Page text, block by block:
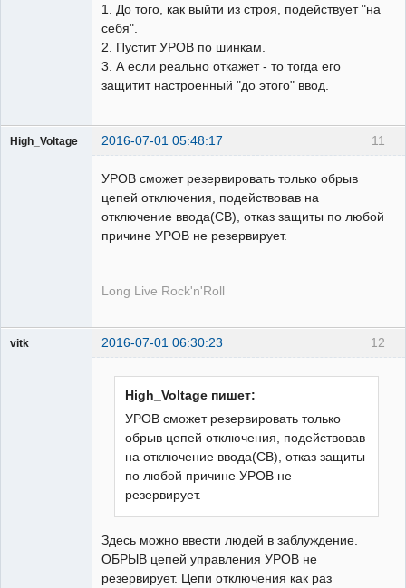
1. До того, как выйти из строя, подействует "на
себя".
2. Пустит УРОВ по шинкам.
3. А если реально откажет - то тогда его
защитит настроенный "до этого" ввод.
11
High_Voltage 2016-07-01 05:48:17
УРОВ сможет резервировать только обрыв
цепей отключения, подействовав на
отключение ввода(СВ), отказ защиты по любой
причине УРОВ не резервирует.
Long Live Rock'n'Roll
12
vitk 2016-07-01 06:30:23
High_Voltage пишет:
УРОВ сможет резервировать только
обрыв цепей отключения, подействовав
на отключение ввода(СВ), отказ защиты
по любой причине УРОВ не
резервирует.
Здесь можно ввести людей в заблуждение.
ОБРЫВ цепей управления УРОВ не
резервирует. Цепи отключения как раз